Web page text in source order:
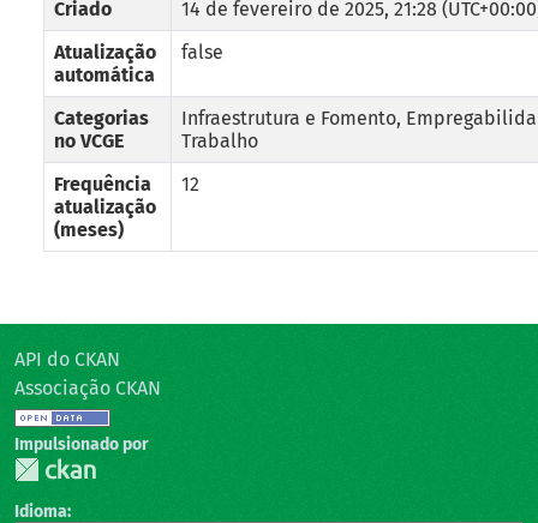
Criado
14 de fevereiro de 2025, 21:28
Atualização
automática
false
Categorias
no VCGE
Infraestrutura e Fomento,
Trabalho
Frequência
atualização
(meses)
12
API do CKAN
Associação CKAN
Impulsionado por
Idioma